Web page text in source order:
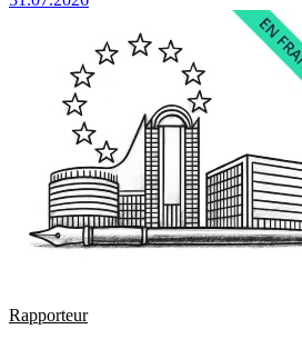
Rapporteur